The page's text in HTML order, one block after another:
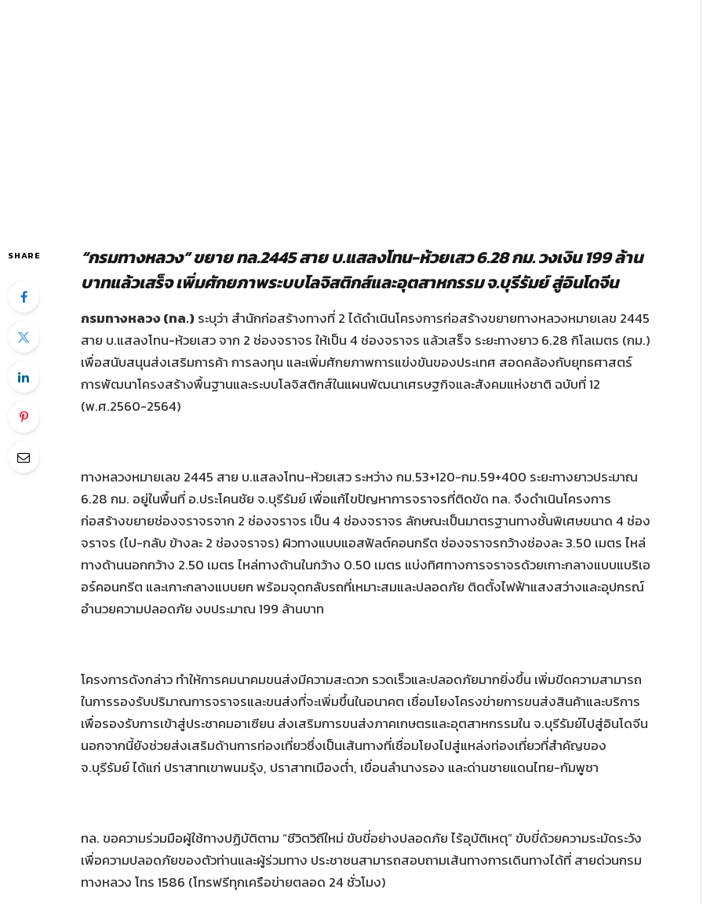
SHARE
“กรมทางหลวง” ขยาย ทล.2445 สาย บ.แสลงโทน-ห้วยเสว 6.28 กม. วงเงิน 199 ล้าน
บาทแล้วเสร็จ เพิ่มศักยภาพระบบโลจิสติกส์และอุตสาหกรรม จ.บุรีรัมย์ สู่อินโดจีน
กรมทางหลวง (ทล.) ระบุว่า สำนักก่อสร้างทางที่ 2 ได้ดำเนินโครงการก่อสร้างขยายทางหลวงหมายเลข 2445
สาย บ.แสลงโทน-ห้วยเสว จาก 2 ช่องจราจร ให้เป็น 4 ช่องจราจร แล้วเสร็จ ระยะทางยาว 6.28 กิโลเมตร (กม.)
เพื่อสนับสนุนส่งเสริมการค้า การลงทุน และเพิ่มศักยภาพการแข่งขันของประเทศ สอดคล้องกับยุทธศาสตร์
การพัฒนาโครงสร้างพื้นฐานและระบบโลจิสติกส์ในแผนพัฒนาเศรษฐกิจและสังคมแห่งชาติ ฉบับที่ 12
(พ.ศ.2560-2564)
ทางหลวงหมายเลข 2445 สาย บ.แสลงโทน-ห้วยเสว ระหว่าง กม.53+120-กม.59+400 ระยะทางยาวประมาณ
6.28 กม. อยู่ในพื้นที่ อ.ประโคนชัย จ.บุรีรัมย์ เพื่อแก้ไขปัญหาการจราจรที่ติดขัด ทล. จึงดำเนินโครงการ
ก่อสร้างขยายช่องจราจรจาก 2 ช่องจราจร เป็น 4 ช่องจราจร ลักษณะเป็นมาตรฐานทางชั้นพิเศษขนาด 4 ช่อง
จราจร (ไป-กลับ ข้างละ 2 ช่องจราจร) ผิวทางแบบแอสฟัลต์คอนกรีต ช่องจราจรกว้างช่องละ 3.50 เมตร ไหล่
ทางด้านนอกกว้าง 2.50 เมตร ไหล่ทางด้านในกว้าง 0.50 เมตร แบ่งทิศทางการจราจรด้วยเกาะกลางแบบแบริเอ
อร์คอนกรีต และเกาะกลางแบบยก พร้อมจุดกลับรถที่เหมาะสมและปลอดภัย ติดตั้งไฟฟ้าแสงสว่างและอุปกรณ์
อำนวยความปลอดภัย งบประมาณ 199 ล้านบาท
โครงการดังกล่าว ทำให้การคมนาคมขนส่งมีความสะดวก รวดเร็วและปลอดภัยมากยิ่งขึ้น เพิ่มขีดความสามารถ
ในการรองรับปริมาณการจราจรและขนส่งที่จะเพิ่มขึ้นในอนาคต เชื่อมโยงโครงข่ายการขนส่งสินค้าและบริการ
เพื่อรองรับการเข้าสู่ประชาคมอาเซียน ส่งเสริมการขนส่งภาคเกษตรและอุตสาหกรรมใน จ.บุรีรัมย์ไปสู่อินโดจีน
นอกจากนี้ยังช่วยส่งเสริมด้านการท่องเที่ยวซึ่งเป็นเส้นทางที่เชื่อมโยงไปสู่แหล่งท่องเที่ยวที่สำคัญของ
จ.บุรีรัมย์ ได้แก่ ปราสาทเขาพนมรุ้ง, ปราสาทเมืองต่ำ, เขื่อนลำนางรอง และด่านชายแดนไทย-กัมพูชา
ทล. ขอความร่วมมือผู้ใช้ทางปฏิบัติตาม “ชีวิตวิถีใหม่ ขับขี่อย่างปลอดภัย ไร้อุบัติเหตุ” ขับขี่ด้วยความระมัดระวัง
เพื่อความปลอดภัยของตัวท่านและผู้ร่วมทาง ประชาชนสามารถสอบถามเส้นทางการเดินทางได้ที่ สายด่วนกรม
ทางหลวง โทร 1586 (โทรฟรีทุกเครือข่ายตลอด 24 ชั่วโมง)